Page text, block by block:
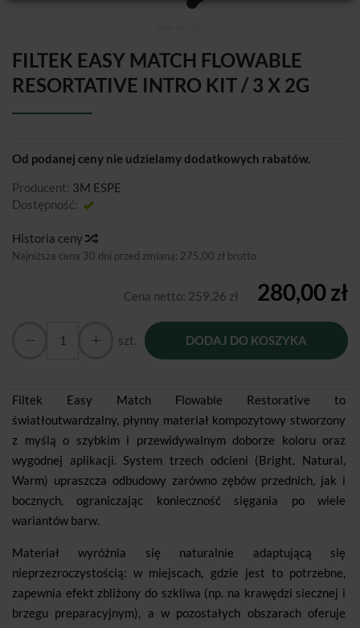
FILTEK EASY MATCH FLOWABLE
RESORTATIVE INTRO KIT / 3 X 2G
Od podanej ceny nie udzielamy dodatkowych rabatów.
Producent: 3M ESPE
Dostępność:
Historia ceny
Najniższa cena 30 dni przed zmianą: 275,00 zł brutto
Cena netto: 259,26 zł 280,00 zł
szt. DODAJ DO KOSZYKA
Filtek Easy Match Flowable Restorative to
światłoutwardzalny, płynny materiał kompozytowy stworzony
z myślą o szybkim i przewidywalnym doborze koloru oraz
wygodnej aplikacji. System trzech odcieni (Bright, Natural,
Warm) upraszcza odbudowy zarówno zębów przednich, jak i
bocznych, ograniczając konieczność sięgania po wiele
wariantów barw.
Materiał wyróżnia się naturalnie adaptującą się
nieprzezroczystością: w miejscach, gdzie jest to potrzebne,
zapewnia efekt zbliżony do szkliwa (np. na krawędzi siecznej i
brzegu preparacyjnym), a w pozostałych obszarach oferuje